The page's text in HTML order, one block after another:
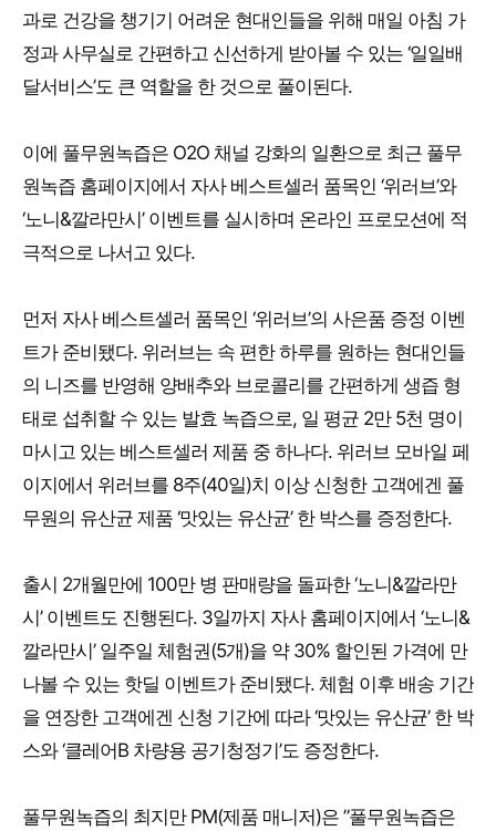
과로 건강을 챙기기 어려운 현대인들을 위해 매일 아침 가
정과 사무실로 간편하고 신선하게 받아볼 수 있는 ‘일일배
달서비스’도 큰 역할을 한 것으로 풀이된다.
이에 풀무원녹즙은 O2O 채널 강화의 일환으로 최근 풀무
원녹즙 홈페이지에서 자사 베스트셀러 품목인 ‘위러브’와
‘노니&깔라만시’ 이벤트를 실시하며 온라인 프로모션에 적
극적으로 나서고 있다.
먼저 자사 베스트셀러 품목인 ‘위러브’의 사은품 증정 이벤
트가 준비됐다. 위러브는 속 편한 하루를 원하는 현대인들
의 니즈를 반영해 양배추와 브로콜리를 간편하게 생즙 형
태로 섭취할 수 있는 발효 녹즙으로, 일 평균 2만 5천 명이
마시고 있는 베스트셀러 제품 중 하나다. 위러브 모바일 페
이지에서 위러브를 8주(40일)치 이상 신청한 고객에겐 풀
무원의 유산균 제품 ‘맛있는 유산균’ 한 박스를 증정한다.
출시 2개월만에 100만 병 판매량을 돌파한 ‘노니&깔라만
시’ 이벤트도 진행된다. 3일까지 자사 홈페이지에서 ‘노니&
깔라만시’ 일주일 체험권(5개)을 약 30% 할인된 가격에 만
나볼 수 있는 핫딜 이벤트가 준비됐다. 체험 이후 배송 기간
을 연장한 고객에겐 신청 기간에 따라 ‘맛있는 유산균’ 한 박
스와 ‘클레어B 차량용 공기청정기’도 증정한다.
풀무원녹즙의 최지만 PM(제품 매니저)은 ”풀무원녹즙은